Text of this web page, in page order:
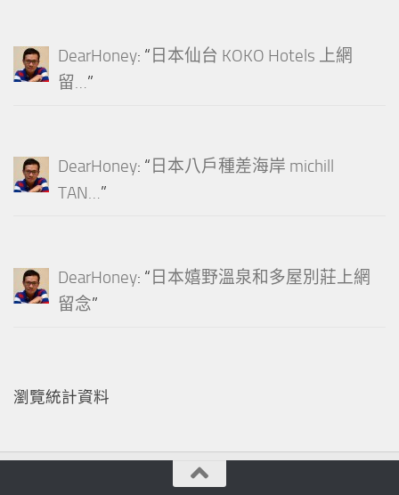
DearHoney: “ 日本仙台 KOKO Hotels 上網
留…”
DearHoney: “ 日本八戶種差海岸 michill
TAN…”
DearHoney: “ 日本嬉野溫泉和多屋別莊上網
留念”
瀏覽統計資料